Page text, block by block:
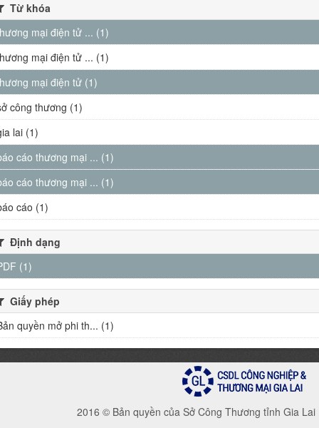
Từ khóa
mại điện tử ... (1)
mại điện tử ... (1)
mại điện tử (1)
công thương (1)
lai (1)
cáo thương mại ... (1)
cáo thương mại ... (1)
cáo (1)
Định dạng
(1)
Giấy phép
quyền mở phi th... (1)
2016 © Bản quyền của Sở Công Thương tỉnh Gia Lai